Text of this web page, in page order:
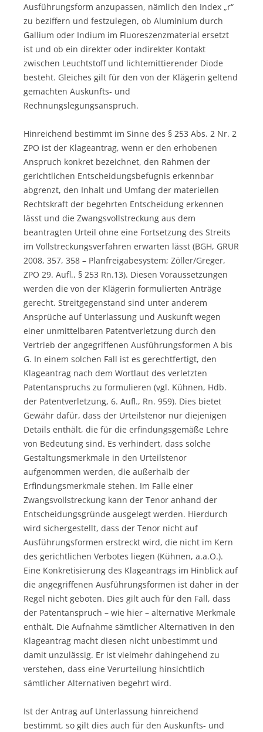
Ausführungsform anzupassen, nämlich den Index „r“
zu beziffern und festzulegen, ob Aluminium durch
Gallium oder Indium im Fluoreszenzmaterial ersetzt
ist und ob ein direkter oder indirekter Kontakt
zwischen Leuchtstoff und lichtemittierender Diode
besteht. Gleiches gilt für den von der Klägerin geltend
gemachten Auskunfts- und
Rechnungslegungsanspruch.
Hinreichend bestimmt im Sinne des § 253 Abs. 2 Nr. 2
ZPO ist der Klageantrag, wenn er den erhobenen
Anspruch konkret bezeichnet, den Rahmen der
gerichtlichen Entscheidungsbefugnis erkennbar
abgrenzt, den Inhalt und Umfang der materiellen
Rechtskraft der begehrten Entscheidung erkennen
lässt und die Zwangsvollstreckung aus dem
beantragten Urteil ohne eine Fortsetzung des Streits
im Vollstreckungsverfahren erwarten lässt (BGH, GRUR
2008, 357, 358 – Planfreigabesystem; Zöller/Greger,
ZPO 29. Aufl., § 253 Rn.13). Diesen Voraussetzungen
werden die von der Klägerin formulierten Anträge
gerecht. Streitgegenstand sind unter anderem
Ansprüche auf Unterlassung und Auskunft wegen
einer unmittelbaren Patentverletzung durch den
Vertrieb der angegriffenen Ausführungsformen A bis
G. In einem solchen Fall ist es gerechtfertigt, den
Klageantrag nach dem Wortlaut des verletzten
Patentanspruchs zu formulieren (vgl. Kühnen, Hdb.
der Patentverletzung, 6. Aufl., Rn. 959). Dies bietet
Gewähr dafür, dass der Urteilstenor nur diejenigen
Details enthält, die für die erfindungsgemäße Lehre
von Bedeutung sind. Es verhindert, dass solche
Gestaltungsmerkmale in den Urteilstenor
aufgenommen werden, die außerhalb der
Erfindungsmerkmale stehen. Im Falle einer
Zwangsvollstreckung kann der Tenor anhand der
Entscheidungsgründe ausgelegt werden. Hierdurch
wird sichergestellt, dass der Tenor nicht auf
Ausführungsformen erstreckt wird, die nicht im Kern
des gerichtlichen Verbotes liegen (Kühnen, a.a.O.).
Eine Konkretisierung des Klageantrags im Hinblick auf
die angegriffenen Ausführungsformen ist daher in der
Regel nicht geboten. Dies gilt auch für den Fall, dass
der Patentanspruch – wie hier – alternative Merkmale
enthält. Die Aufnahme sämtlicher Alternativen in den
Klageantrag macht diesen nicht unbestimmt und
damit unzulässig. Er ist vielmehr dahingehend zu
verstehen, dass eine Verurteilung hinsichtlich
sämtlicher Alternativen begehrt wird.
Ist der Antrag auf Unterlassung hinreichend
bestimmt, so gilt dies auch für den Auskunfts- und